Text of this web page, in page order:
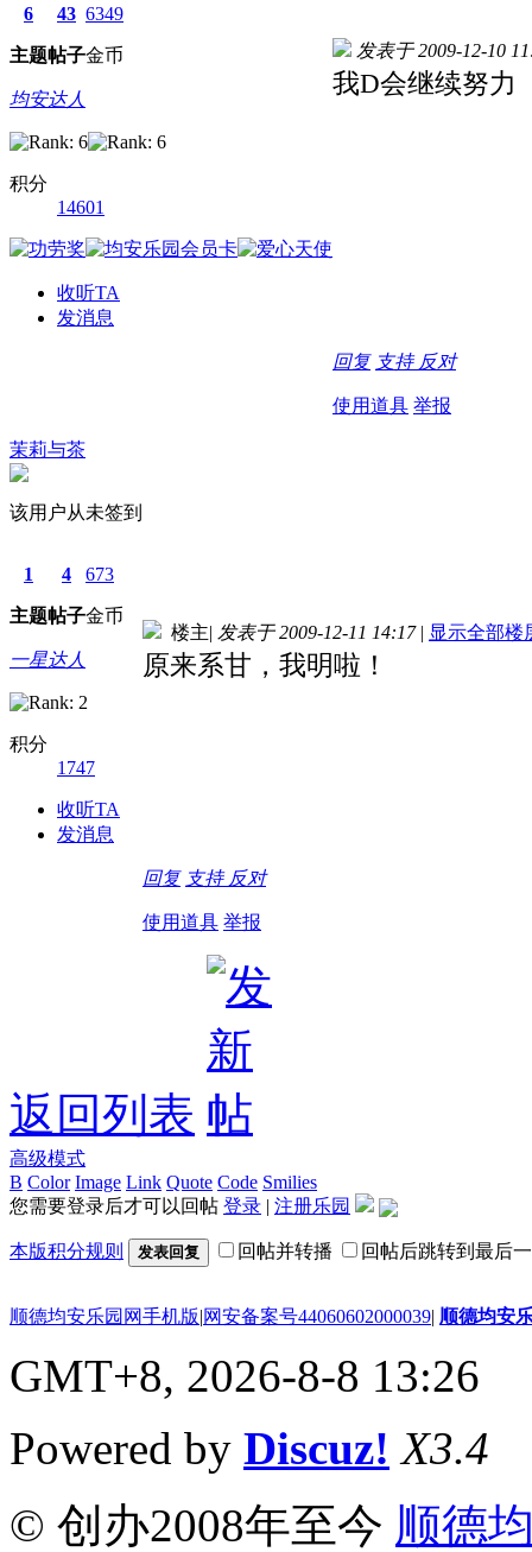
6
主题
43
帖子
6349
金币
均安达人
积分
14601
收听TA
发消息
发表于 2009-12-10
我D会继续努力
回复 支持 反对
使用道具 举报
茉莉与茶
该用户从未签到
1
主题
4
帖子
673
金币
一星达人
积分
1747
收听TA
发消息
楼主| 发表于 2009-12-11 14:17 | 显示全部楼
原来系甘，我明啦！
回复 支持 反对
使用道具 举报
返回列表
高级模式
B Color Image Link Quote Code Smilies
您需要登录后才可以回帖 登录 | 注册乐园
本版积分规则 发表回复 回帖并转播 回帖后跳转到最后
顺德均安乐园网手机版|网安备案号44060602000039| 顺德均安
GMT+8, 2026-8-8 13:26
Powered by Discuz! X3.4
© 创办2008年至今 顺德